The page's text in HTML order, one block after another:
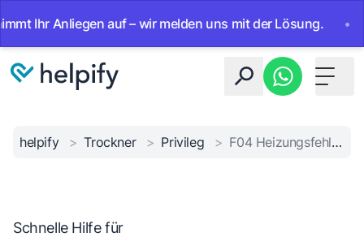
Anliegen auf – wir melden uns mit der Lösung. • Ab
Toggle
helpify > Trockner > Privileg > F04 Heizungsfehler Privileg
Schnelle Hilfe für